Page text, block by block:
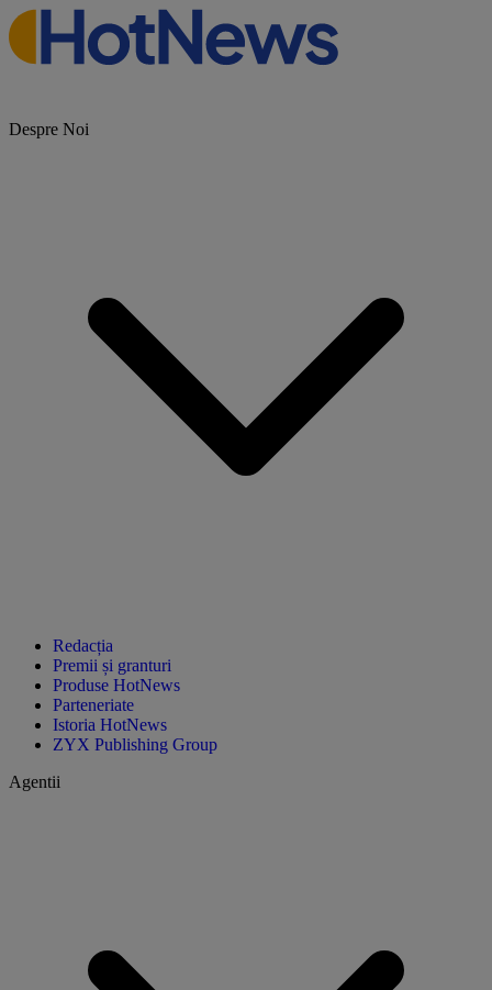
Despre Noi
Redacția
Premii și granturi
Produse HotNews
Parteneriate
Istoria HotNews
ZYX Publishing Group
Agentii